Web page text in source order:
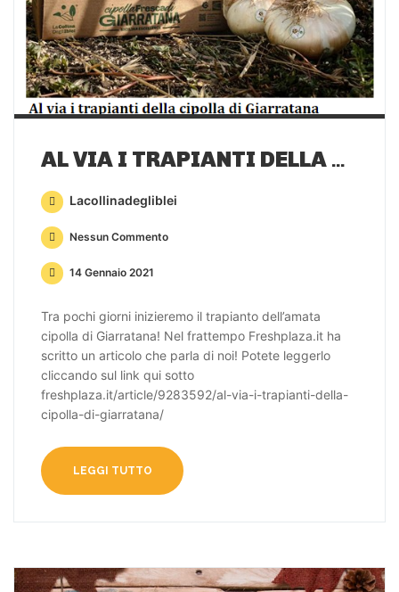
AL VIA I TRAPIANTI DELLA CIPOLLA DI GIARRATANA
Lacollinadegliblei
Nessun Commento
14 Gennaio 2021
Tra pochi giorni inizieremo il trapianto dell’amata
cipolla di Giarratana! Nel frattempo Freshplaza.it ha
scritto un articolo che parla di noi! Potete leggerlo
cliccando sul link qui sotto
freshplaza.it/article/9283592/al-via-i-trapianti-della-
cipolla-di-giarratana/
LEGGI TUTTO